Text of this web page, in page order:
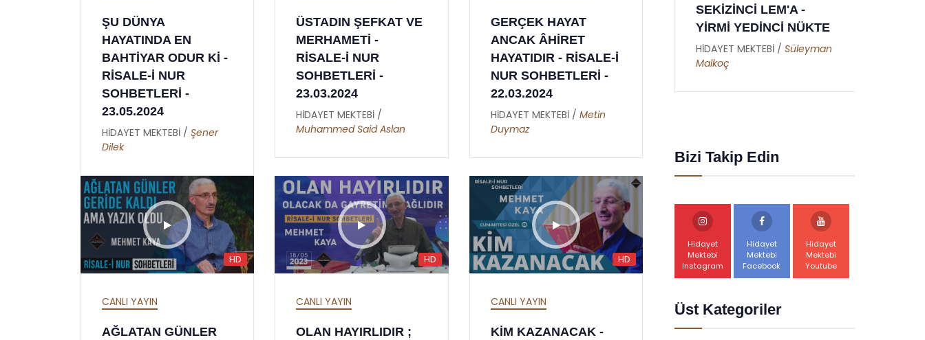
ŞU DÜNYA
HAYATINDA EN
BAHTİYAR ODUR Kİ -
RİSALE-İ NUR
SOHBETLERİ -
23.05.2024
HİDAYET MEKTEBİ / Şener
Dilek
ÜSTADIN ŞEFKAT VE
MERHAMETİ -
RİSALE-İ NUR
SOHBETLERİ -
23.03.2024
HİDAYET MEKTEBİ /
Muhammed Said Aslan
GERÇEK HAYAT
ANCAK ÂHİRET
HAYATIDIR - RİSALE-İ
NUR SOHBETLERİ -
22.03.2024
HİDAYET MEKTEBİ / Metin
Duymaz
HD
CANLI YAYIN
AĞLATAN GÜNLER
HD
CANLI YAYIN
OLAN HAYIRLIDIR ;
HD
CANLI YAYIN
KİM KAZANACAK -
HATİME ( GIYBET
HAKKINDA )
HİDAYET MEKTEBİ /Burhan
Sabaz
ER RAHMAN - 02
HİDAYET MEKTEBİ /
Hüsna
YİRMİ YEDİNCİ NÜKTE
HİDAYET MEKTEBİ / Süleyman
Malkoç
DOKUZUNCU MEKTUP
- RAMAZAN RİSALESİ
- ALTINCI NÜKTE
HİDAYET MEKTEBİ /
Bizi Takip Edin
Hidayet
Mektebi
Instagram
Hidayet
Mektebi
Facebook
Hidayet
Mektebi
Youtube
Üst Kategoriler